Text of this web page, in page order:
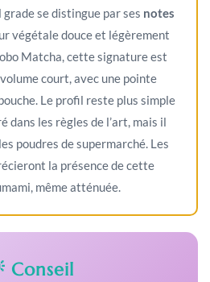
se distingue par ses notes
végétale douce et légèrement
Matcha, cette signature est
court, avec une pointe
Le profil reste plus simple
dans les règles de l’art, mais il
poudres de supermarché. Les
la présence de cette
même atténuée.
Conseil